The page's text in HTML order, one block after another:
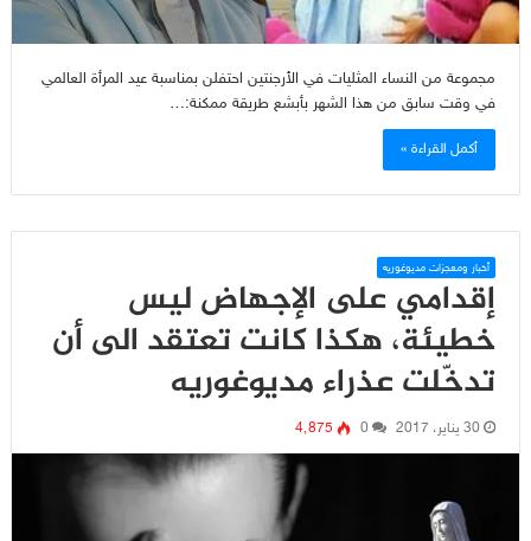
مجموعة من النساء المثليات في الأرجنتين احتفلن بمناسبة عيد المرأة العالمي
في وقت سابق من هذا الشهر بأبشع طريقة ممكنة:…
أكمل القراءة »
أخبار ومعجزات مديوغوريه
إقدامي على الإجهاض ليس
خطيئة، هكذا كانت تعتقد الى أن
تدخّلت عذراء مديوغوريه
30 يناير، 2017 0 4٬875